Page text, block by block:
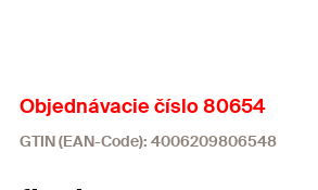
Objednávacie číslo 80654
GTIN (EAN-Code): 4006209806548